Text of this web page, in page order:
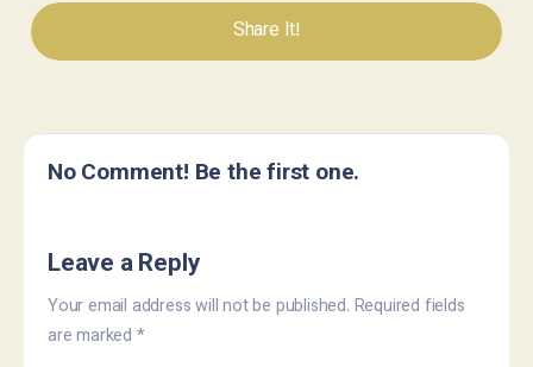
Share It!
No Comment! Be the first one.
Leave a Reply
Your email address will not be published. Required fields
are marked *